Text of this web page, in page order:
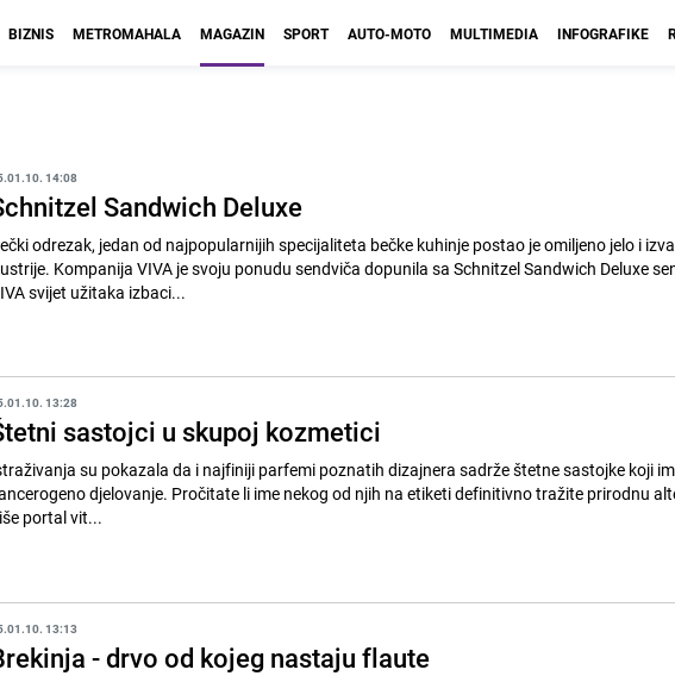
BIZNIS METROMAHALA MAGAZIN SPORT AUTO-MOTO MULTIMEDIA INFOGRAFIKE
14:08
Sandwich Deluxe
odrezak, jedan od najpopularnijih specijaliteta bečke kuhinje postao je omiljeno jelo i
Kompanija VIVA je svoju ponudu sendviča dopunila sa Schnitzel Sandwich Deluxe
svijet užitaka izbaci...
13:28
sastojci u skupoj kozmetici
su pokazala da i najfiniji parfemi poznatih dizajnera sadrže štetne sastojke koji
djelovanje. Pročitate li ime nekog od njih na etiketi definitivno tražite prirodnu
portal vit...
13:13
- drvo od kojeg nastaju flaute